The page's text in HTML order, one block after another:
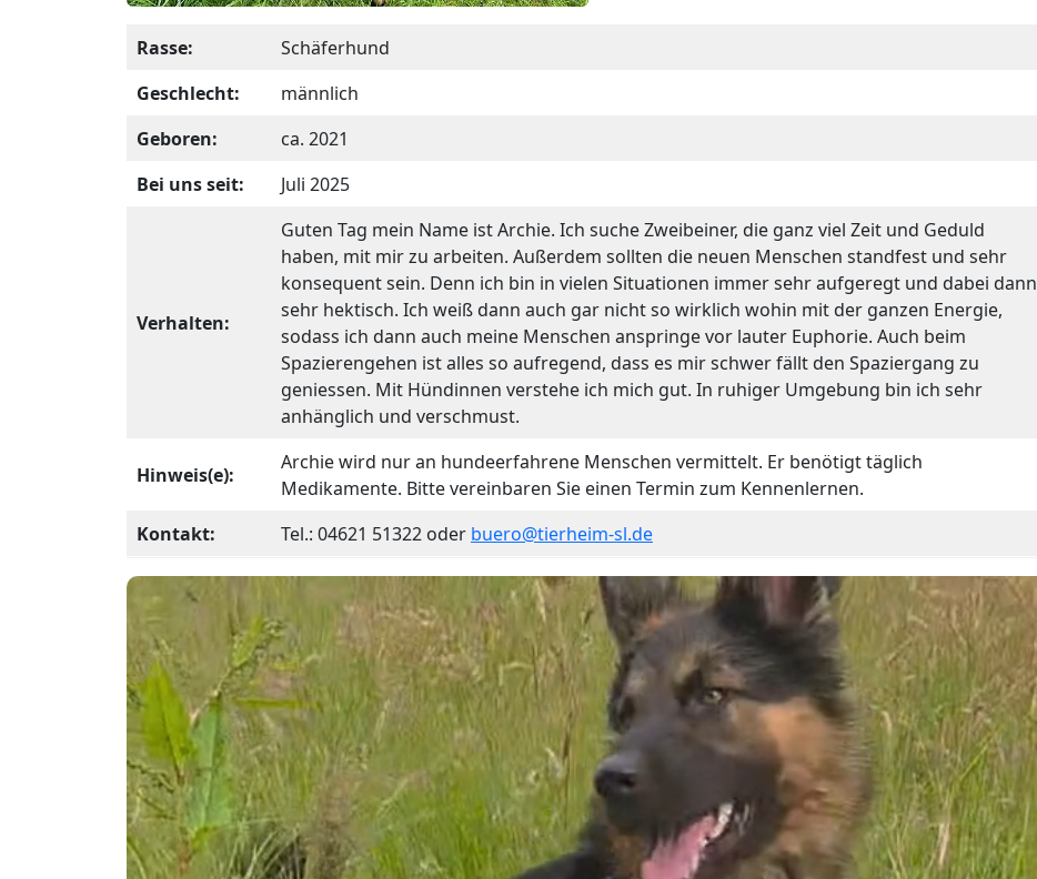
Rasse:
Schäferhund
Geschlecht:
männlich
Geboren:
ca. 2021
Bei uns seit:
Juli 2025
Verhalten:
Guten Tag mein Name ist Archie. Ich suche Zweibeiner, die ganz viel Zeit und Geduld
haben, mit mir zu arbeiten. Außerdem sollten die neuen Menschen standfest und sehr
konsequent sein. Denn ich bin in vielen Situationen immer sehr aufgeregt und dabei dann
sehr hektisch. Ich weiß dann auch gar nicht so wirklich wohin mit der ganzen Energie,
sodass ich dann auch meine Menschen anspringe vor lauter Euphorie. Auch beim
Spazierengehen ist alles so aufregend, dass es mir schwer fällt den Spaziergang zu
geniessen. Mit Hündinnen verstehe ich mich gut. In ruhiger Umgebung bin ich sehr
anhänglich und verschmust.
Hinweis(e):
Archie wird nur an hundeerfahrene Menschen vermittelt. Er benötigt täglich
Medikamente. Bitte vereinbaren Sie einen Termin zum Kennenlernen.
Kontakt:
Tel.: 04621 51322 oder buero@tierheim-sl.de